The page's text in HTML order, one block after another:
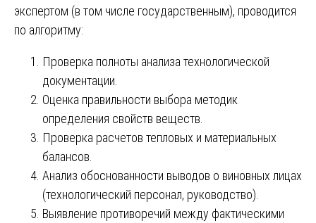
экспертом (в том числе государственным), проводится
по алгоритму:
Проверка полноты анализа технологической
документации.
Оценка правильности выбора методик
определения свойств веществ.
Проверка расчетов тепловых и материальных
балансов.
Анализ обоснованности выводов о виновных лицах
(технологический персонал, руководство).
Выявление противоречий между фактическими